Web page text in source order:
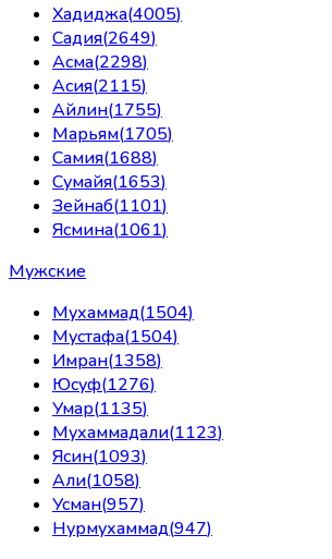
Хадиджа(4005)
Садия(2649)
Асма(2298)
Асия(2115)
Айлин(1755)
Марьям(1705)
Самия(1688)
Сумайя(1653)
Зейнаб(1101)
Ясмина(1061)
Мужские
Мухаммад(1504)
Мустафа(1504)
Имран(1358)
Юсуф(1276)
Умар(1135)
Мухаммадали(1123)
Ясин(1093)
Али(1058)
Усман(957)
Нурмухаммад(947)